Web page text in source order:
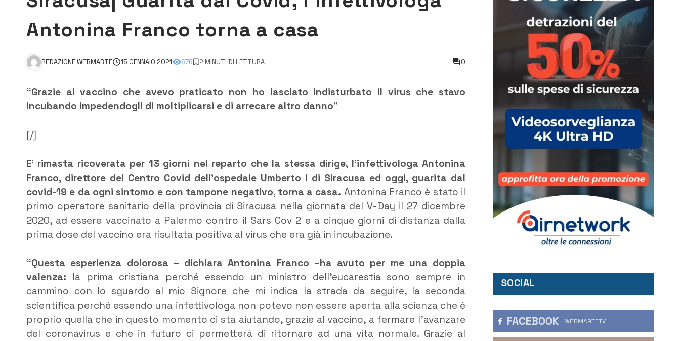
Antonina Franco torna a casa
REDAZIONE WEBMARTE 15 GENNAIO 2021 676 2 MINUTI DI LETTURA 0
“Grazie al vaccino che avevo praticato non ho lasciato indisturbato il virus che stavo
incubando impedendogli di moltiplicarsi e di arrecare altro danno”
[/]
E’ rimasta ricoverata per 13 giorni nel reparto che la stessa dirige, l’infettivologa Antonina
Franco, direttore del Centro Covid dell’ospedale Umberto I di Siracusa ed oggi, guarita dal
covid-19 e da ogni sintomo e con tampone negativo, torna a casa. Antonina Franco è stato il
primo operatore sanitario della provincia di Siracusa nella giornata del V-Day il 27 dicembre
2020, ad essere vaccinato a Palermo contro il Sars Cov 2 e a cinque giorni di distanza dalla
prima dose del vaccino era risultata positiva al virus che era già in incubazione.
“Questa esperienza dolorosa – dichiara Antonina Franco –ha avuto per me una doppia
valenza: la prima cristiana perché essendo un ministro dell’eucarestia sono sempre in
cammino con lo sguardo al mio Signore che mi indica la strada da seguire, la seconda
scientifica perché essendo una infettivologa non potevo non essere aperta alla scienza che è
proprio quella che in questo momento ci sta aiutando, grazie al vaccino, a fermare l’avanzare
del coronavirus e che in futuro ci permetterà di ritornare ad una vita normale. Grazie al
SOCIAL
FACEBOOK WEBMARTETV